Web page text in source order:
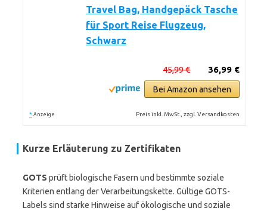
Travel Bag, Handgepäck Tasche
für Sport Reise Flugzeug,
Schwarz
36,99 €
45,99 €
Bei Amazon ansehen
* Anzeige Preis inkl. MwSt., zzgl. Versandkosten
Kurze Erläuterung zu Zertifikaten
GOTS prüft biologische Fasern und bestimmte soziale
Kriterien entlang der Verarbeitungskette. Gültige GOTS-
Labels sind starke Hinweise auf ökologische und soziale